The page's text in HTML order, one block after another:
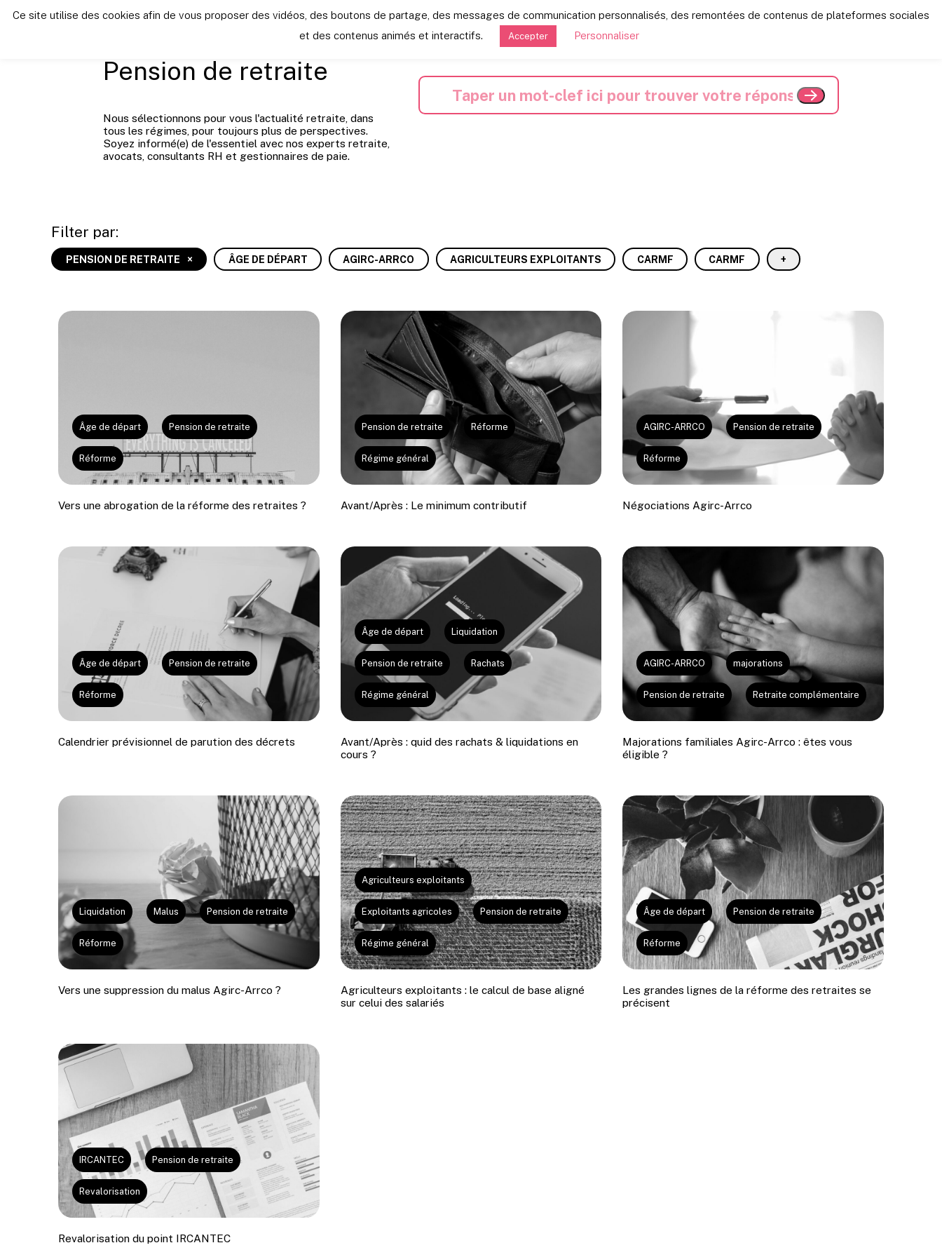
Les dernières news:
Pension de retraite
Nous sélectionnons pour vous l'actualité retraite, dans
tous les régimes, pour toujours plus de perspectives.
Soyez informé(e) de l'essentiel avec nos experts retraite,
avocats, consultants RH et gestionnaires de paie.
Filter par:
PENSION DE RETRAITE ÂGE DE DÉPART AGIRC-ARRCO AGRICULTEURS EXPLOITANTS CARMF CARMF +
Âge de départ Pension de retraite
Réforme
Vers une abrogation de la réforme des retraites ?
Pension de retraite Réforme
Régime général
Avant/Après : Le minimum contributif
AGIRC-ARRCO Pension de retraite
Réforme
Négociations Agirc-Arrco
Âge de départ Pension de retraite
Réforme
Calendrier prévisionnel de parution des décrets
Âge de départ Liquidation
Pension de retraite Rachats
Régime général
Avant/Après : quid des rachats & liquidations en
cours ?
AGIRC-ARRCO majorations
Pension de retraite Retraite complémentaire
Majorations familiales Agirc-Arrco : êtes vous
éligible ?
Liquidation Malus Pension de retraite
Réforme
Vers une suppression du malus Agirc-Arrco ?
Agriculteurs exploitants
Exploitants agricoles Pension de retraite
Régime général
Agriculteurs exploitants : le calcul de base aligné
sur celui des salariés
Âge de départ Pension de retraite
Réforme
Les grandes lignes de la réforme des retraites se
précisent
IRCANTEC Pension de retraite
Revalorisation
Revalorisation du point IRCANTEC
6, rue de la Renaissance
NOUS ÉCRIRE
© 2022 Ma réforme des retraites Politique de confidentialité
Ce site utilise des cookies afin de vous proposer des vidéos, des boutons de partage, des messages de communication personnalisés, des remontées de contenus de plateformes sociales
et des contenus animés et interactifs.
Accepter Personnaliser